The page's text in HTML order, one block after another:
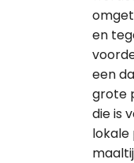
en
een
grote
die is
lokale